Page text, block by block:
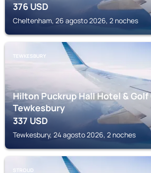
376USD
Cheltenham, 26 agosto 2026, 2 noches
TEWKESBURY
Hilton Puckrup Hall Hotel & Golf
Tewkesbury
337USD
Tewkesbury, 24 agosto 2026, 2 noches
STROUD